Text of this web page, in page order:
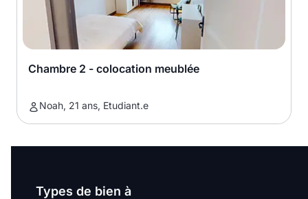
Chambre 2 - colocation meublée
Noah, 21 ans, Etudiant.e
Types de bien à